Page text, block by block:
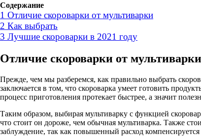
Содержание
1 Отличие скороварки от мультиварки
2 Как выбрать
3 Лучшие скороварки в 2021 году
Отличие скороварки от мультиварки
Прежде, чем мы разберемся, как правильно выбрать
заключается в том, что скороварка умеет готовить
процесс приготовления протекает быстрее, а значит
Таким образом, выбирая мультиварку с функцией
что стоит он дороже, чем обычная мультиварка. Также
заблуждение, так как повышенный расход